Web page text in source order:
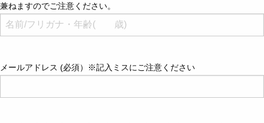
兼ねますのでご注意ください。
メールアドレス (必須）※記入ミスにご注意ください